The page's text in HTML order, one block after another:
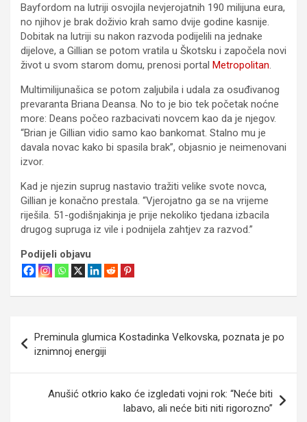
Bayfordom na lutriji osvojila nevjerojatnih 190 milijuna eura,
no njihov je brak doživio krah samo dvije godine kasnije.
Dobitak na lutriji su nakon razvoda podijelili na jednake
dijelove, a Gillian se potom vratila u Škotsku i započela novi
život u svom starom domu, prenosi portal Metropolitan.
Multimilijunašica se potom zaljubila i udala za osuđivanog
prevaranta Briana Deansa. No to je bio tek početak noćne
more: Deans počeo razbacivati ​​novcem kao da je njegov.
“Brian je Gillian vidio samo kao bankomat. Stalno mu je
davala novac kako bi spasila brak”, objasnio je neimenovani
izvor.
Kad je njezin suprug nastavio tražiti velike svote novca,
Gillian je konačno prestala. “Vjerojatno ga se na vrijeme
riješila. 51-godišnjakinja je prije nekoliko tjedana izbacila
drugog supruga iz vile i podnijela zahtjev za razvod.”
Podijeli objavu
objava
Preminula glumica Kostadinka Velkovska, poznata je po
iznimnoj energiji
Anušić otkrio kako će izgledati vojni rok: “Neće biti
labavo, ali neće biti niti rigorozno”